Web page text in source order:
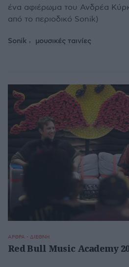
ένα αφιέρωμα του Ανδρέα
από το περιοδικό Sonik)
Sonik μουσικές ταινίες
ΑΡΘΡΑ - ΔΙΕΘΝΗ
Red Bull Music Academy